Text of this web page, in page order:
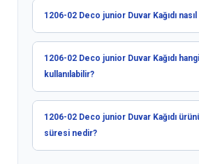
1206-02 Deco junior Duvar Kağıdı nasıl
1206-02 Deco junior Duvar Kağıdı
kullanılabilir?
1206-02 Deco junior Duvar Kağıdı
süresi nedir?